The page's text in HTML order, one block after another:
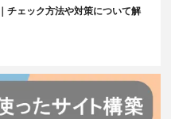
チェック方法や対策について解